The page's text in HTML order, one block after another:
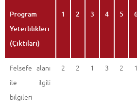
Program
Yeterlilikleri
(Çıktıları)
1 2 3 4 5
Felsefe alanı
ile ilgili
bilgileri
2 2 1 3 2 1